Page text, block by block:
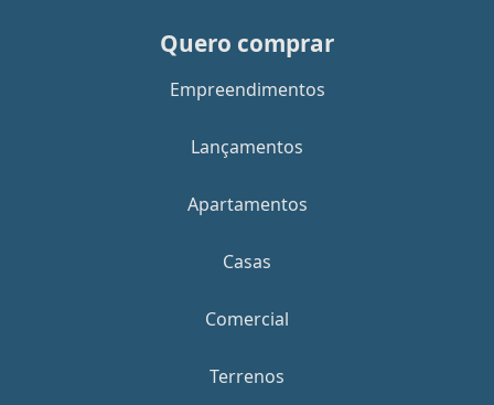
Quero comprar
Empreendimentos
Lançamentos
Apartamentos
Casas
Comercial
Terrenos